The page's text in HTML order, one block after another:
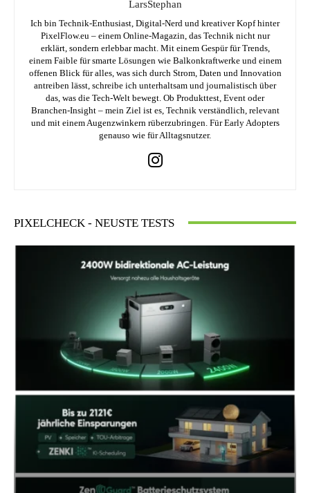
LarsStephan
Ich bin Technik-Enthusiast, Digital-Nerd und kreativer Kopf hinter
PixelFlow.eu – einem Online-Magazin, das Technik nicht nur
erklärt, sondern erlebbar macht. Mit einem Gespür für Trends,
einem Faible für smarte Lösungen wie Balkonkraftwerke und einem
offenen Blick für alles, was sich durch Strom, Daten und Innovation
antreiben lässt, schreibe ich unterhaltsam und journalistisch über
das, was die Tech-Welt bewegt. Ob Produkttest, Event oder
Branchen-Insight – mein Ziel ist es, Technik verständlich, relevant
und mit einem Augenzwinkern rüberzubringen. Für Early Adopters
genauso wie für Alltagsnutzer.
PIXELCHECK - NEUSTE TESTS